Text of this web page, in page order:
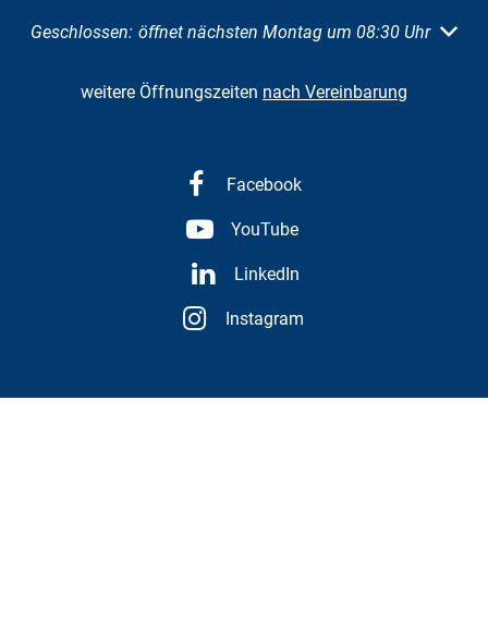
Klicken, um weitere Öffnungs- oder Schließzeiten
Geschlossen: öffnet nächsten Montag um 08:30 Uhr
weitere Öffnungszeiten nach Vereinbarung
Facebook
YouTube
LinkedIn
Instagram